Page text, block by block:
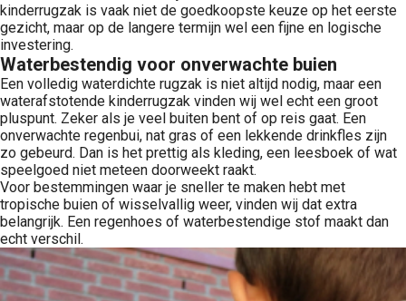
kinderrugzak is vaak niet de goedkoopste keuze op het eerste
gezicht, maar op de langere termijn wel een fijne en logische
investering.
Waterbestendig voor onverwachte buien
Een volledig waterdichte rugzak is niet altijd nodig, maar een
waterafstotende kinderrugzak vinden wij wel echt een groot
pluspunt. Zeker als je veel buiten bent of op reis gaat. Een
onverwachte regenbui, nat gras of een lekkende drinkfles zijn
zo gebeurd. Dan is het prettig als kleding, een leesboek of wat
speelgoed niet meteen doorweekt raakt.
Voor bestemmingen waar je sneller te maken hebt met
tropische buien of wisselvallig weer, vinden wij dat extra
belangrijk. Een regenhoes of waterbestendige stof maakt dan
echt verschil.